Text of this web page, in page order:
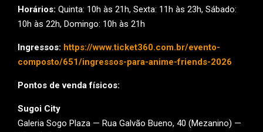
Horários: Quinta: 10h às 21h, Sexta: 11h às 23h, Sábado:
10h às 22h, Domingo: 10h às 21h
Ingressos: https://www.ticket360.com.br/evento-
composto/651/ingressos-para-anime-friends-2026
Pontos de venda físicos:
Sugoi City
Galeria Sogo Plaza — Rua Galvão Bueno, 40 (Mezanino) —